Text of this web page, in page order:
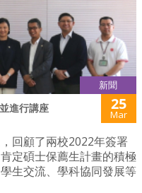
新聞
進行講座 25
Mar
回顧了兩校2022年簽署
定碩士保薦生計畫的積極
生交流、學科協同發展等